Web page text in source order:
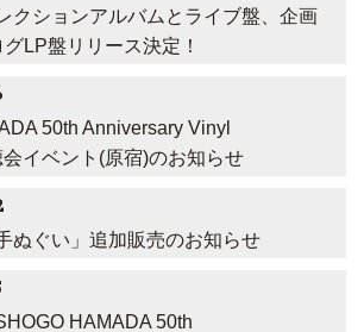
クションアルバムとライブ盤、企画
LP盤リリース決定！
50th Anniversary Vinyl
イベント(原宿)のお知らせ
ぬぐい」追加販売のお知らせ
HAMADA 50th